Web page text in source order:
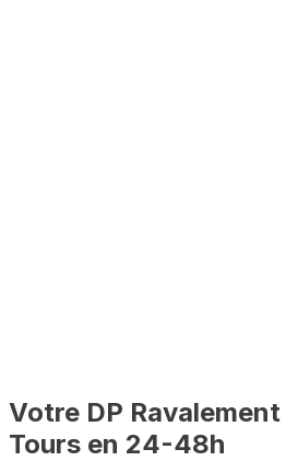
Votre DP
Tours en 24-48h